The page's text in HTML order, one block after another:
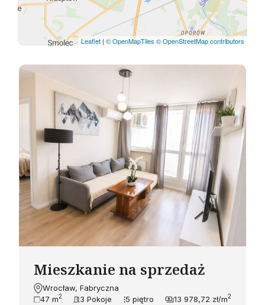
Leaflet|© OpenMapTiles © OpenStreetMap contributors
Mieszkanie na sprzedaż
Wrocław, Fabryczna
47 m2 3 Pokoje 5 piętro 13 978,72 zł/m2